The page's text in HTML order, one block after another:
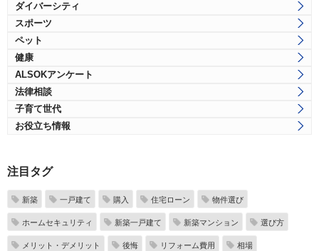
ダイバーシティ
スポーツ
ペット
健康
ALSOKアンケート
法律相談
子育て世代
お役立ち情報
注目タグ
新築 一戸建て 購入 住宅ローン 物件選び
ホームセキュリティ 新築一戸建て 新築マンション 選び方
メリット・デメリット 後悔 リフォーム費用 相場